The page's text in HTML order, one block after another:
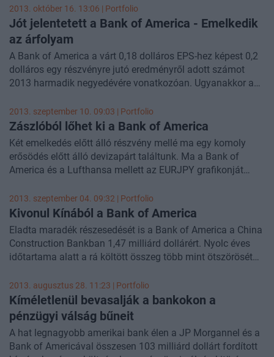
America Merrill Lynch. A bankház felmérése alapján a
túlzott optimizmus könnyen zuhanást hozhat a
részvénypiacokon, írja a CNBC.
2013. október 16. 13:06 | Portfolio
Jót jelentetett a Bank of America - Emelkedik
az árfolyam
A Bank of America a várt 0,18 dolláros EPS-hez képest 0,2
dolláros egy részvényre jutó eredményről adott számot
2013 harmadik negyedévére vonatkozóan. Ugyanakkor a
milliárd dollártól, csupán 21,5 milliárd dollár lett. A bank
részvényeinek árfolyama 2 százalékos pluszban mozog az
amerikai tőzsdék nyitása előtt.
2013. szeptember 10. 09:03 | Portfolio
Zászlóból lőhet ki a Bank of America
Két emelkedés előtt álló részvény mellé ma egy komoly
erősödés előtt álló devizapárt találtunk. Ma a Bank of
America és a Lufthansa mellett az EURJPY grafikonját
2013. szeptember 04. 09:32 | Portfolio
Kivonul Kínából a Bank of America
Eladta maradék részesedését is a Bank of America a China
Construction Bankban 1,47 milliárd dollárért. Nyolc éves
időtartama alatt a rá költött összeg több mint ötszörösét
2013. augusztus 28. 11:23 | Portfolio
Kíméletlenül bevasalják a bankokon a
pénzügyi válság bűneit
A hat legnagyobb amerikai bank élen a JP Morgannel és a
Bank of Americával összesen 103 milliárd dollárt fordított